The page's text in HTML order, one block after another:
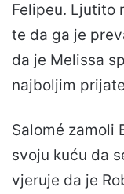
Felipeu. Ljutito
te da ga je
da je Melissa
najboljim
Salomé zamoli
svoju kuću da
vjeruje da je